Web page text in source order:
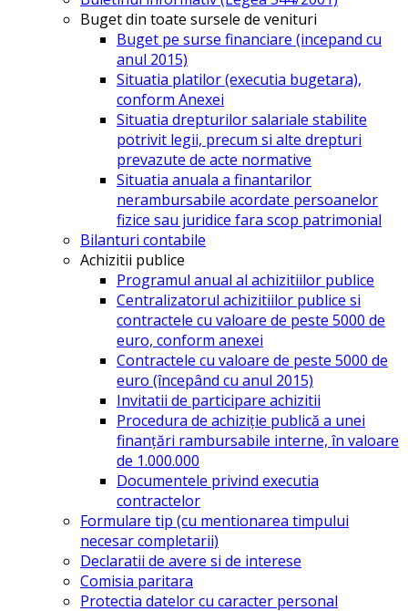
Buget din toate sursele de venituri
Buget pe surse financiare (incepand cu
anul 2015)
Situatia platilor (executia bugetara),
conform Anexei
Situatia drepturilor salariale stabilite
potrivit legii, precum si alte drepturi
prevazute de acte normative
Situatia anuala a finantarilor
nerambursabile acordate persoanelor
fizice sau juridice fara scop patrimonial
Bilanturi contabile
Achizitii publice
Programul anual al achizitiilor publice
Centralizatorul achizitiilor publice si
contractele cu valoare de peste 5000 de
euro, conform anexei
Contractele cu valoare de peste 5000 de
euro (începând cu anul 2015)
Invitatii de participare achizitii
Procedura de achiziție publică a unei
finanțări rambursabile interne, în valoare
de 1.000.000
Documentele privind executia
contractelor
Formulare tip (cu mentionarea timpului
necesar completarii)
Declaratii de avere si de interese
Comisia paritara
Protectia datelor cu caracter personal